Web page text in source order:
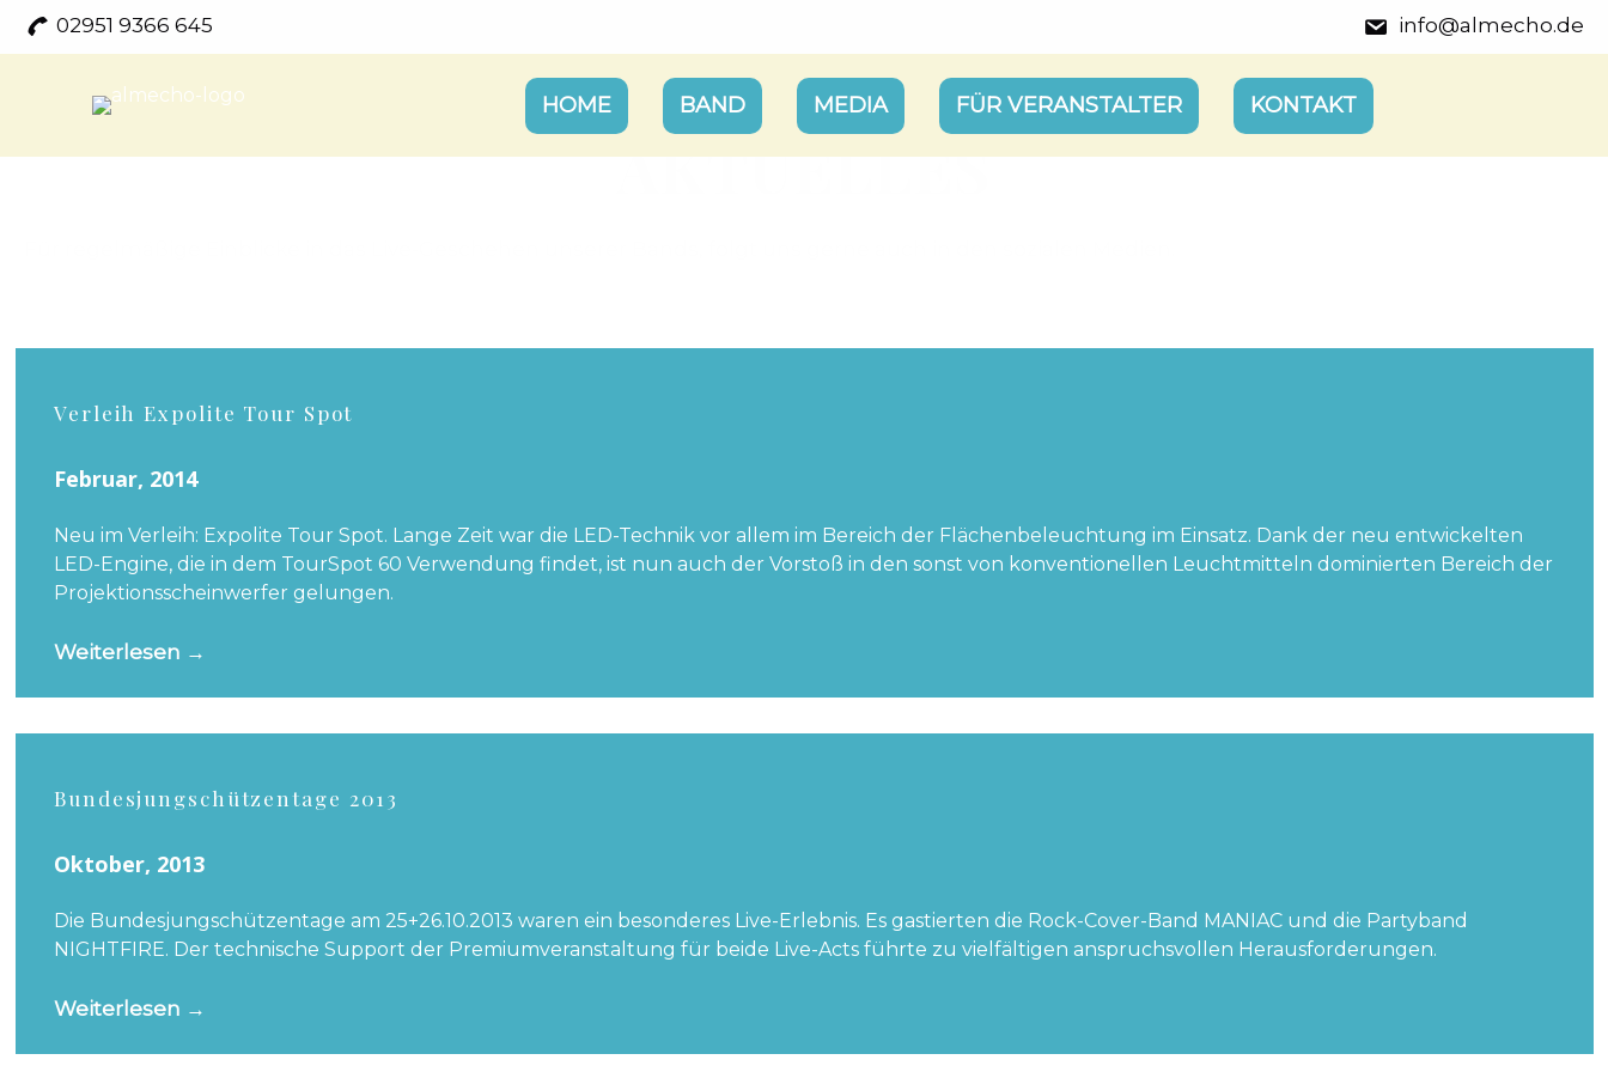
02951 9366 645 info@almecho.de
HOME BAND MEDIA FÜR VERANSTALTER KONTAKT
AKTUELLES
Verleih Expolite Tour Spot
Februar, 2014
Neu im Verleih: Expolite Tour Spot. Lange Zeit war die LED-Technik vor allem im Bereich der Flächenbeleuchtung im Einsatz. Dank der neu entwickelten
LED-Engine, die in dem TourSpot 60 Verwendung findet, ist nun auch der Vorstoß in den sonst von konventionellen Leuchtmitteln dominierten Bereich der
Projektionsscheinwerfer gelungen.
Weiterlesen →
Bundesjungschützentage 2013
Oktober, 2013
Die Bundesjungschützentage am 25+26.10.2013 waren ein besonderes Live-Erlebnis. Es gastierten die Rock-Cover-Band MANIAC und die Partyband
NIGHTFIRE. Der technische Support der Premiumveranstaltung für beide Live-Acts führte zu vielfältigen anspruchsvollen Herausforderungen.
Weiterlesen →